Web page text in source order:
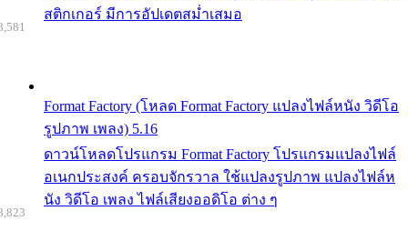
สติกเกอร์ มีการอัปเดตสม่ำเสมอ
Format Factory (โหลด Format Factory แปลงไฟล์หนัง วิดีโอ
รูปภาพ เพลง) 5.16
ดาวน์โหลดโปรแกรม Format Factory โปรแกรมแปลงไฟล์
อเนกประสงค์ ครอบจักรวาล ใช้แปลงรูปภาพ แปลงไฟล์ห
นัง วิดีโอ เพลง ไฟล์เสียงออดิโอ ต่าง ๆ